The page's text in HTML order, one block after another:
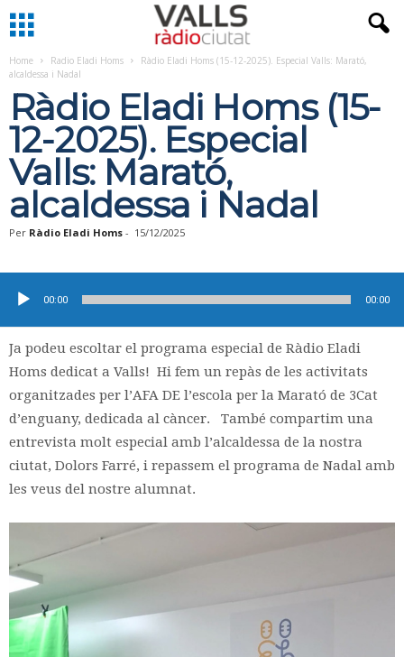
Home Radio Eladi Homs
Ràdio Eladi Homs (15-12-2025). Especial Valls: Marató,
alcaldessa i Nadal
Ràdio Eladi Homs (15-
12-2025). Especial
Valls: Marató,
alcaldessa i Nadal
Per Ràdio Eladi Homs - 15/12/2025
d'àudio
00:00 00:00
Ja podeu escoltar el programa especial de Ràdio Eladi
Homs dedicat a Valls! Hi fem un repàs de les activitats
organitzades per l’AFA DE l’escola per la Marató de 3Cat
d’enguany, dedicada al càncer. També compartim una
entrevista molt especial amb l’alcaldessa de la nostra
ciutat, Dolors Farré, i repassem el programa de Nadal amb
les veus del nostre alumnat.